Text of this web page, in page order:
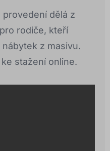
dělá z
rodiče, kteří
z masivu.
stažení online.